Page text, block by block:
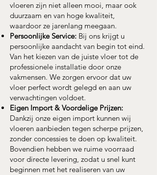
vloeren zijn niet alleen mooi, maar ook
duurzaam en van hoge kwaliteit,
waardoor ze jarenlang meegaan.
Persoonlijke Service: Bij ons krijgt u
persoonlijke aandacht van begin tot eind.
Van het kiezen van de juiste vloer tot de
professionele installatie door onze
vakmensen. We zorgen ervoor dat uw
vloer perfect wordt gelegd en aan uw
verwachtingen voldoet.
Eigen Import & Voordelige Prijzen:
Dankzij onze eigen import kunnen wij
vloeren aanbieden tegen scherpe prijzen,
zonder concessies te doen op kwaliteit.
Bovendien hebben we ruime voorraad
voor directe levering, zodat u snel kunt
beginnen met het realiseren van uw